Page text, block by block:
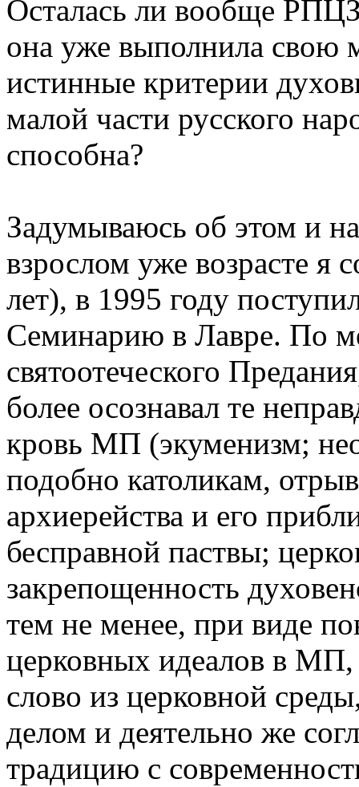
Осталась ли вообще
она уже выполнила свою
истинные критерии
малой части русского
способна?
Задумываюсь об этом и
взрослом уже возрасте я
лет), в 1995 году
Семинарию в Лавре. По
святоотеческого
более осознавал те
кровь МП (экуменизм;
подобно католикам,
архиерейства и его
бесправной паствы;
закрепощенность
тем не менее, при виде
церковных идеалов в МП,
слово из церковной
делом и деятельно же
традицию с